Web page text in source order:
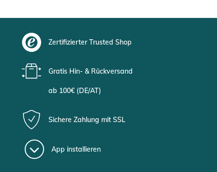
Zertifizierter Trusted Shop
Gratis Hin- & Rückversand
ab 100€ (DE/AT)
Sichere Zahlung mit SSL
App installieren